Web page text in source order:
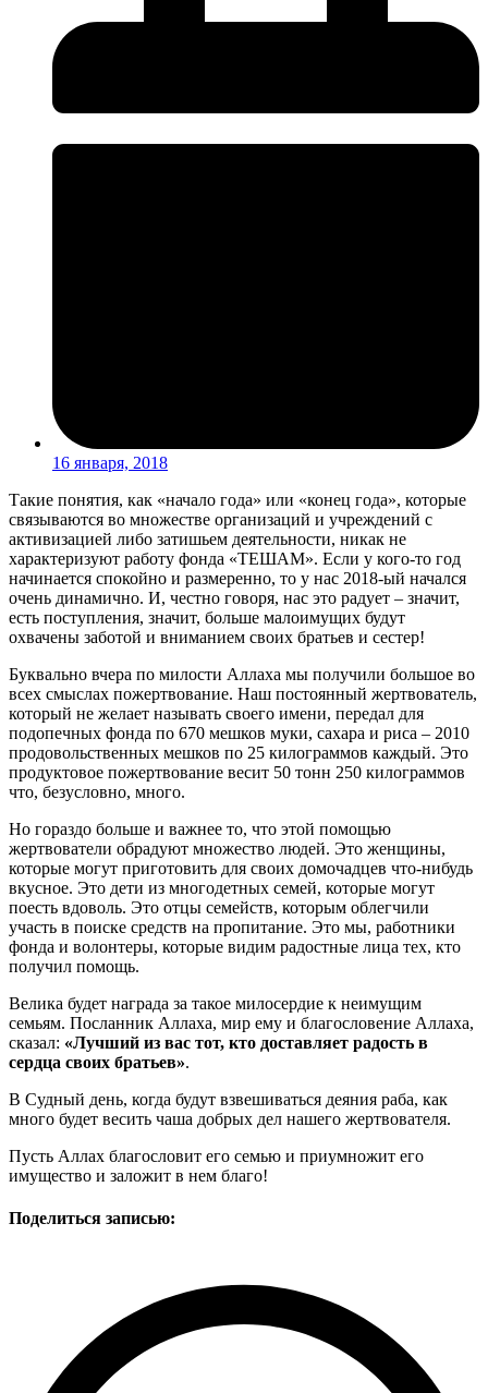
16 января, 2018
Такие понятия, как «начало года» или «конец года», которые
связываются во множестве организаций и учреждений с
активизацией либо затишьем деятельности, никак не
характеризуют работу фонда «ТЕШАМ». Если у кого-то год
начинается спокойно и размеренно, то у нас 2018-ый начался
очень динамично. И, честно говоря, нас это радует – значит,
есть поступления, значит, больше малоимущих будут
охвачены заботой и вниманием своих братьев и сестер!
Буквально вчера по милости Аллаха мы получили большое во
всех смыслах пожертвование. Наш постоянный жертвователь,
который не желает называть своего имени, передал для
подопечных фонда по 670 мешков муки, сахара и риса – 2010
продовольственных мешков по 25 килограммов каждый. Это
продуктовое пожертвование весит 50 тонн 250 килограммов
что, безусловно, много.
Но гораздо больше и важнее то, что этой помощью
жертвователи обрадуют множество людей. Это женщины,
которые могут приготовить для своих домочадцев что-нибудь
вкусное. Это дети из многодетных семей, которые могут
поесть вдоволь. Это отцы семейств, которым облегчили
участь в поиске средств на пропитание. Это мы, работники
фонда и волонтеры, которые видим радостные лица тех, кто
получил помощь.
Велика будет награда за такое милосердие к неимущим
семьям. Посланник Аллаха, мир ему и благословение Аллаха,
сказал: «Лучший из вас тот, кто доставляет радость в
сердца своих братьев».
В Судный день, когда будут взвешиваться деяния раба, как
много будет весить чаша добрых дел нашего жертвователя.
Пусть Аллах благословит его семью и приумножит его
имущество и заложит в нем благо!
Поделиться записью: